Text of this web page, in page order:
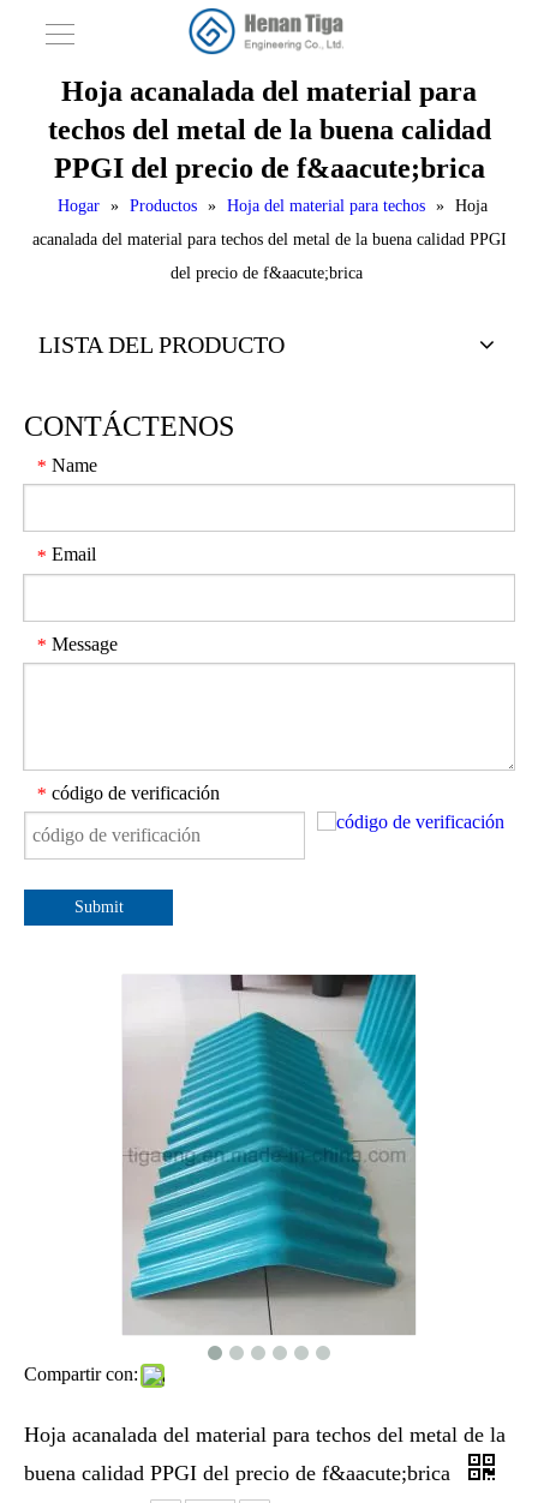
Hoja acanalada del material para
techos del metal de la buena calidad
PPGI del precio de f&aacute;brica
Hogar » Productos » Hoja del material para techos » Hoja
acanalada del material para techos del metal de la buena calidad PPGI
del precio de f&aacute;brica
LISTA DEL PRODUCTO
CONTÁCTENOS
* Name
* Email
* Message
* código de verificación
Submit
Compartir con:
Hoja acanalada del material para techos del metal de la
buena calidad PPGI del precio de f&aacute;brica